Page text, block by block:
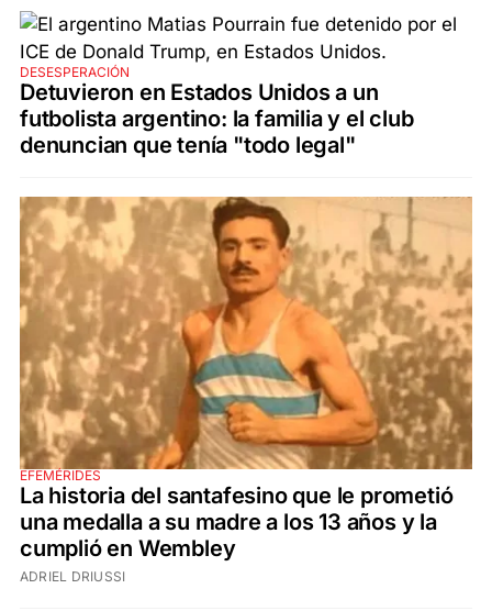
DESESPERACIÓN
Detuvieron en Estados Unidos a un
futbolista argentino: la familia y el club
denuncian que tenía "todo legal"
EFEMÉRIDES
La historia del santafesino que le prometió
una medalla a su madre a los 13 años y la
cumplió en Wembley
ADRIEL DRIUSSI